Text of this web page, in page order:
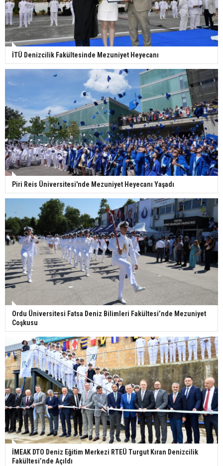
İTÜ Denizcilik Fakültesinde Mezuniyet Heyecanı
Piri Reis Üniversitesi'nde Mezuniyet Heyecanı Yaşadı
Ordu Üniversitesi Fatsa Deniz Bilimleri Fakültesi’nde Mezuniyet
Coşkusu
İMEAK DTO Deniz Eğitim Merkezi RTEÜ Turgut Kıran Denizcilik
Fakültesi’nde Açıldı